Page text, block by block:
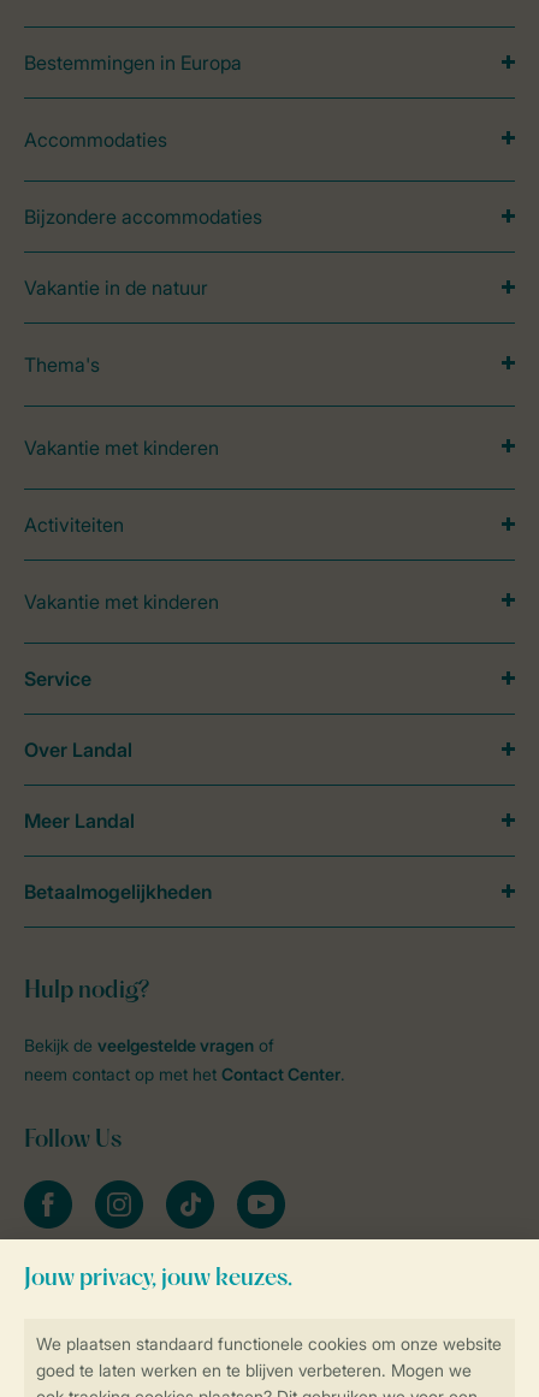
Bestemmingen in Europa
Accommodaties
Bijzondere accommodaties
Vakantie in de natuur
Thema's
Vakantie met kinderen
Activiteiten
Vakantie met kinderen
Hulp nodig?
Bekijk de veelgestelde vragen of
neem contact op met het Contact Center.
Follow Us
facebookinstagramtiktok youtube
Blijf op de hoogte
Service
Over Landal
Meer Landal
Betaalmogelijkheden